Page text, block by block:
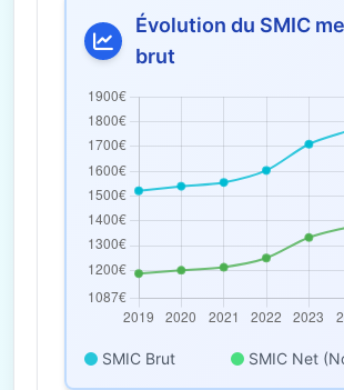
Évolution du SMIC
brut
SMIC Brut SMIC Net